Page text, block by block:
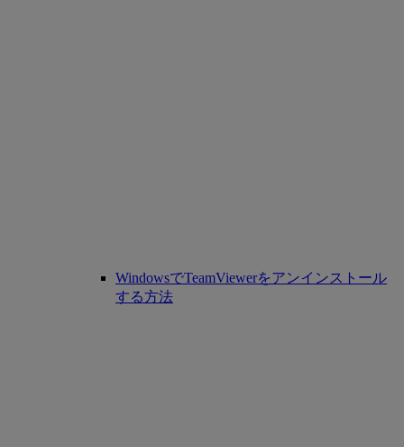
WindowsでTeamViewerをアンインストール
する方法